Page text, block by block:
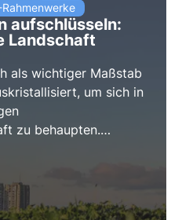
Rahmenwerke
aufschlüsseln:
Landschaft
als wichtiger Maßstab
um sich in
zu behaupten.
hat, prüft das
seinen Weg